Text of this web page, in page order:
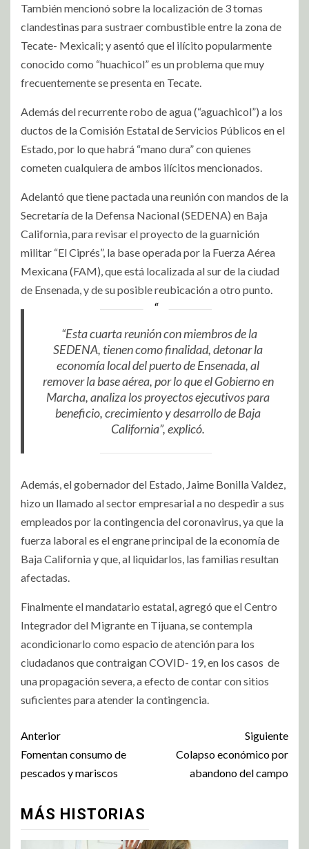
También mencionó sobre la localización de 3 tomas
clandestinas para sustraer combustible entre la zona de
Tecate- Mexicali; y asentó que el ilícito popularmente
conocido como “huachicol” es un problema que muy
frecuentemente se presenta en Tecate.
Además del recurrente robo de agua (“aguachicol”) a los
ductos de la Comisión Estatal de Servicios Públicos en el
Estado, por lo que habrá “mano dura” con quienes
cometen cualquiera de ambos ilícitos mencionados.
Adelantó que tiene pactada una reunión con mandos de la
Secretaría de la Defensa Nacional (SEDENA) en Baja
California, para revisar el proyecto de la guarnición
militar “El Ciprés”, la base operada por la Fuerza Aérea
Mexicana (FAM), que está localizada al sur de la ciudad
de Ensenada, y de su posible reubicación a otro punto.
“Esta cuarta reunión con miembros de la
SEDENA, tienen como finalidad, detonar la
economía local del puerto de Ensenada, al
remover la base aérea, por lo que el Gobierno en
Marcha, analiza los proyectos ejecutivos para
beneficio, crecimiento y desarrollo de Baja
California”, explicó.
Además, el gobernador del Estado, Jaime Bonilla Valdez,
hizo un llamado al sector empresarial a no despedir a sus
empleados por la contingencia del coronavirus, ya que la
fuerza laboral es el engrane principal de la economía de
Baja California y que, al liquidarlos, las familias resultan
afectadas.
Finalmente el mandatario estatal, agregó que el Centro
Integrador del Migrante en Tijuana, se contempla
acondicionarlo como espacio de atención para los
ciudadanos que contraigan COVID- 19, en los casos de
una propagación severa, a efecto de contar con sitios
suficientes para atender la contingencia.
Anterior
Fomentan consumo de
pescados y mariscos
Siguiente
Colapso económico por
abandono del campo
MÁS HISTORIAS